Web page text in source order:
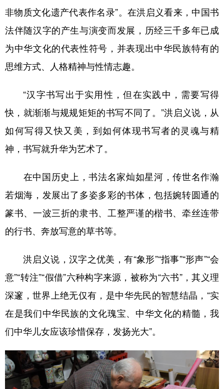
非物质文化遗产代表作名录”。在洪启义看来，中国书
法伴随汉字的产生与演变而发展，历经三千多年已成
为中华文化的代表性符号，并表现出中华民族特有的
思维方式、人格精神与性情志趣。
“汉字书写出于实用性，但在实践中，需要写得
快，就渐渐与规规矩矩的书写不同了。”洪启义说，从
如何写得又快又美，到如何体现书写者的灵魂与精
神，书写就升华为艺术了。
在中国历史上，书法名家灿如星河，传世名作瀚
若烟海，发展出了多姿多彩的书体，包括婉转圆通的
篆书、一波三折的隶书、工整严谨的楷书、牵丝连带
的行书、奔放写意的草书等。
洪启义说，汉字之优美，有“象形”“指事”“形声”“会
意”“转注”“假借”六种构字来源，被称为“六书”，其义理
深邃，世界上绝无仅有，是中华先民的智慧结晶，“实
在是我们中华民族的文化瑰宝、中华文化的精髓，我
们中华儿女应该珍惜保存，发扬光大”。